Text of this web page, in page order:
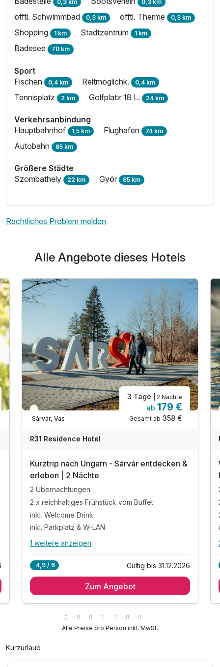
0,3 km 0,3 km
öfftl. Schwimmbad 0,3 km öfftl. Therme 0,3 km
Shopping 1 km Stadtzentrum 1 km
Badesee 70 km
Sport
Fischen 0,4 km Reitmöglichk. 0,4 km
Tennisplatz 2 km Golfplatz 18 L. 24 km
Verkehrsanbindung
Hauptbahnhof 1,5 km Flughafen 74 km
Autobahn 85 km
Größere Städte
Szombathely 22 km Györ 85 km
Rechtliches Problem melden
Alle Angebote dieses Hotels
Teilweise ausgelastet
Sárvár, Vas
3 Tage | 2 Nächte
ab 179 €
Gesamt ab 358 €
R31 Residence Hotel
Kurztrip nach Ungarn - Sárvár entdecken &
erleben | 2 Nächte
2 Übernachtungen
2 x reichhaltiges Frühstück vom Buffet
inkl. Welcome Drink
inkl. Parkplatz & W-LAN
Alle Inklusivleistungen
2 x reichhaltiges Frühstück vom Buffet
Zusatzleistungen gegen Aufpreis buchbar
1 weitere anzeigen
4,9 / 6 Gültig bis 31.12.2026
Zum Angebot
Alle Preise pro Person inkl. MwSt.
Kurzurlaub